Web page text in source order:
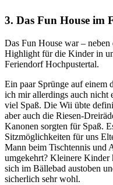
3. Das Fun House im
Das Fun House war –
Highlight für die Kinder in
Feriendorf Hochpustertal.
Ein paar Sprünge auf einem
ich mir allerdings auch nicht
viel Spaß. Die Wii übte
aber auch die Riesen-
Kanonen sorgten für Spaß.
Sitzmöglichkeiten für uns
Mann beim Tischtennis und
umgekehrt? Kleinere Kinder
sich im Bällebad austoben
sicherlich sehr wohl.